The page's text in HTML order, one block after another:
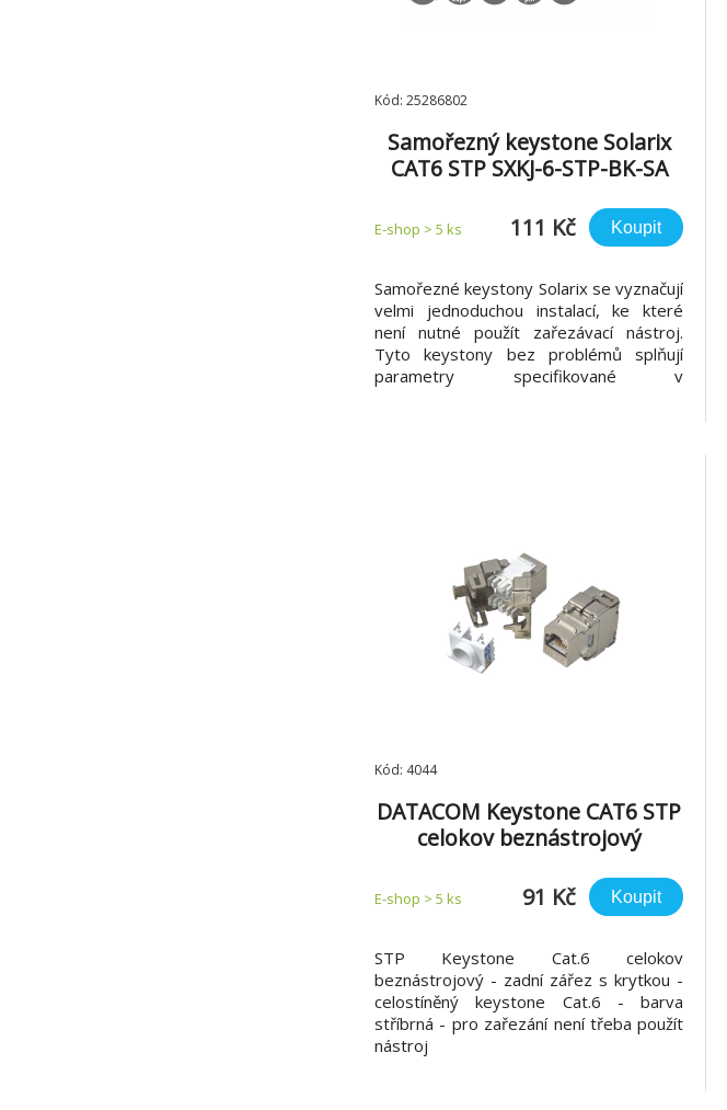
Kód: 25286802
Samořezný keystone Solarix
CAT6 STP SXKJ-6-STP-BK-SA
E-shop > 5 ks 111 Kč Koupit
Samořezné keystony Solarix se vyznačují
velmi jednoduchou instalací, ke které
není nutné použít zařezávací nástroj.
Tyto keystony bez problémů splňují
parametry specifikované v
Kód: 4044
DATACOM Keystone CAT6 STP
celokov beznástrojový
E-shop > 5 ks 91 Kč Koupit
STP Keystone Cat.6 celokov
beznástrojový - zadní zářez s krytkou -
celostíněný keystone Cat.6 - barva
stříbrná - pro zařezání není třeba použít
nástroj